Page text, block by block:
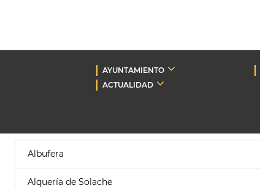
AYUNTAMIENTO
ACTUALIDAD
Albufera
Alquería de Solache